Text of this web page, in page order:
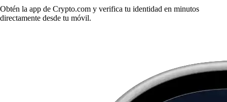
Obtén la app de Crypto.com y verifica tu identidad en minutos
directamente desde tu móvil.